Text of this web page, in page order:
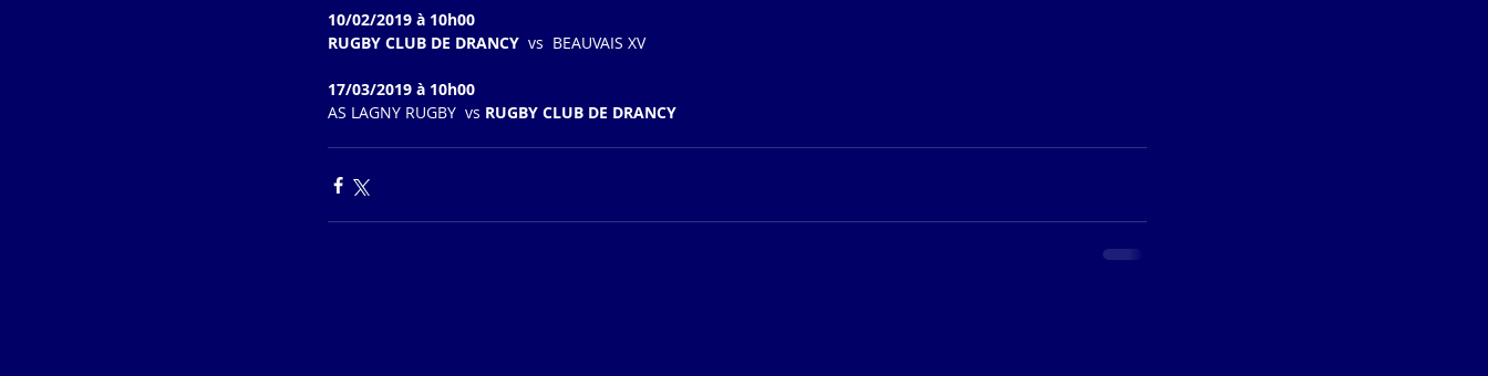
10/02/2019 à 10h00
RUGBY CLUB DE DRANCY
  vs  BEAUVAIS XV
17/03/2019 à 10h00
AS LAGNY RUGBY  vs RUGBY CLUB DE DRANCY​